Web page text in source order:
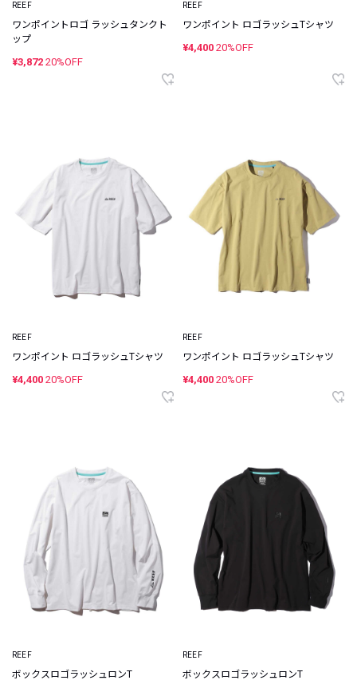
REEF
ワンポイントロゴ ラッシュタンクト
ップ
¥3,872 20%OFF
REEF
ワンポイント ロゴラッシュTシャツ
¥4,400 20%OFF
REEF
ワンポイント ロゴラッシュTシャツ
¥4,400 20%OFF
REEF
ワンポイント ロゴラッシュTシャツ
¥4,400 20%OFF
REEF
ボックスロゴラッシュロンT
REEF
ボックスロゴラッシュロンT